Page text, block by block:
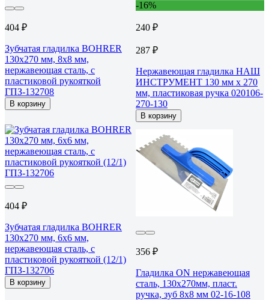
404 ₽
Зубчатая гладилка BOHRER
130x270 мм, 8x8 мм,
нержавеющая сталь, с
пластиковой рукояткой
ГПЗ-132708
В корзину
-16%
240 ₽
287 ₽
Нержавеющая гладилка НАШ
ИНСТРУМЕНТ 130 мм х 270
мм, пластиковая ручка 020106-
270-130
В корзину
404 ₽
Зубчатая гладилка BOHRER
130x270 мм, 6x6 мм,
нержавеющая сталь, с
пластиковой рукояткой (12/1)
ГПЗ-132706
В корзину
356 ₽
Гладилка ON нержавеющая
сталь, 130x270мм, пласт.
ручка, зуб 8x8 мм 02-16-108